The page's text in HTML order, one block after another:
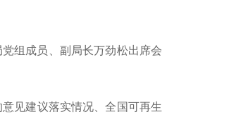
组成员、副局长万劲松出席会
见建议落实情况、全国可再生